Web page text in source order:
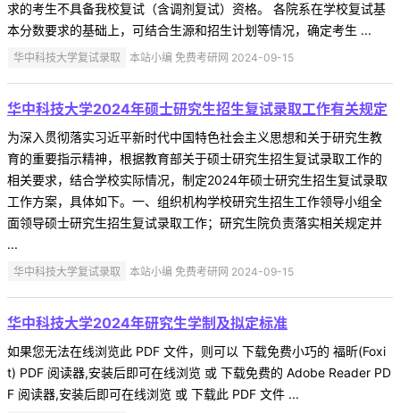
求的考生不具备我校复试（含调剂复试）资格。 各院系在学校复试基
本分数要求的基础上，可结合生源和招生计划等情况，确定考生 ...
华中科技大学复试录取 本站小编 免费考研网 2024-09-15
华中科技大学2024年硕士研究生招生复试录取工作有关规定
为深入贯彻落实习近平新时代中国特色社会主义思想和关于研究生教
育的重要指示精神，根据教育部关于硕士研究生招生复试录取工作的
相关要求，结合学校实际情况，制定2024年硕士研究生招生复试录取
工作方案，具体如下。一、组织机构学校研究生招生工作领导小组全
面领导硕士研究生招生复试录取工作；研究生院负责落实相关规定并
...
华中科技大学复试录取 本站小编 免费考研网 2024-09-15
华中科技大学2024年研究生学制及拟定标准
如果您无法在线浏览此 PDF 文件，则可以 下载免费小巧的 福昕(Foxi
t) PDF 阅读器,安装后即可在线浏览 或 下载免费的 Adobe Reader PD
F 阅读器,安装后即可在线浏览 或 下载此 PDF 文件 ...